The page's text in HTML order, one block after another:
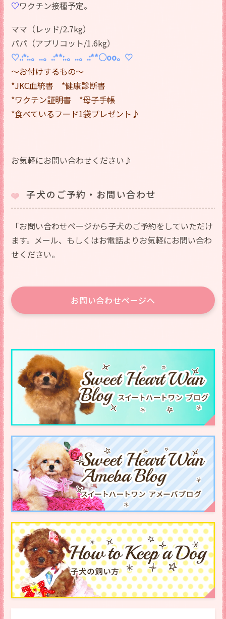
♡ワクチン接種予定。
ママ（レッド/2.7kg）
パパ（アプリコット/1.6kg）
♡.:*:.。..。.:**:.。..。.:**○оo。♡
～お付けするもの～
*JKC血統書 *健康診断書
*ワクチン証明書 *母子手帳
*食べているフード1袋プレゼント♪
お気軽にお問い合わせください♪
子犬のご予約・お問い合わせ
「お問い合わせページから子犬のご予約をしていただけ
ます。メール、もしくはお電話よりお気軽にお問い合わ
せください。
お問い合わせページへ